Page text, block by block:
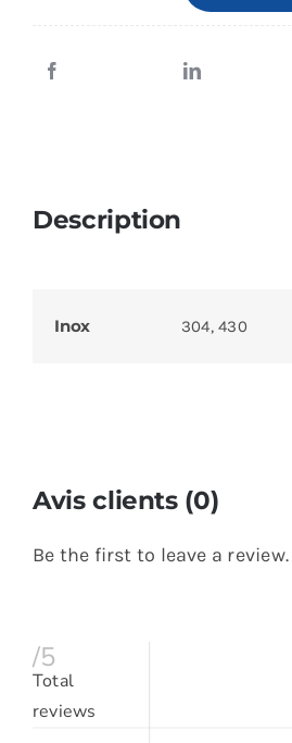
Description
Inox 304, 430
Avis clients (0)
Be the first to leave a review.
/5
Total
reviews